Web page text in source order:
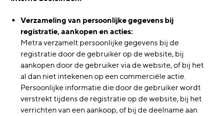
Verzameling van persoonlijke gegevens bij
registratie, aankopen en acties:
Metra verzamelt persoonlijke gegevens bij de
registratie door de gebruiker op de website, bij
aankopen door de gebruiker via de website, of bij het
al dan niet intekenen op een commerciële actie.
Persoonlijke informatie die door de gebruiker wordt
verstrekt tijdens de registratie op de website, bij het
verrichten van een aankoop, of bij de deelname aan